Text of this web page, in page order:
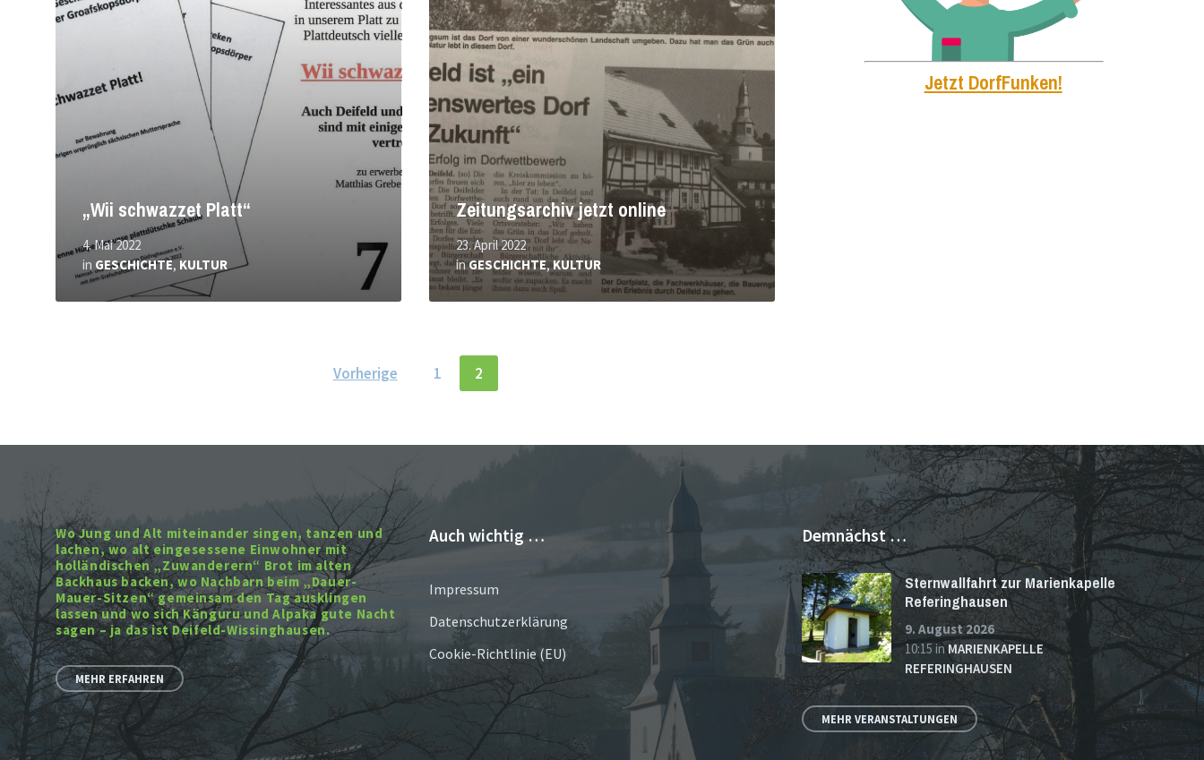
„Wii schwazzet Platt“
4. Mai 2022
in GESCHICHTE,KULTUR
Zeitungsarchiv jetzt online
23. April 2022
inGESCHICHTE,KULTUR
Beiträge
Vorherige 1 2
Jetzt DorfFunken!
Wo Jung und Alt miteinander singen, tanzen und
lachen, wo alt eingesessene Einwohner mit
holländischen „Zuwanderern“ Brot im alten
Backhaus backen, wo Nachbarn beim „Dauer-
Mauer-Sitzen“ gemeinsam den Tag ausklingen
lassen und wo sich Känguru und Alpaka gute Nacht
sagen – ja das ist Deifeld-Wissinghausen.
MEHR ERFAHREN
Auch wichtig …
Impressum
Datenschutzerklärung
Cookie-Richtlinie (EU)
Demnächst …
Sternwallfahrt zur Marienkapelle
Referinghausen
9. August 2026
10:15inMARIENKAPELLE
REFERINGHAUSEN
MEHR VERANSTALTUNGEN